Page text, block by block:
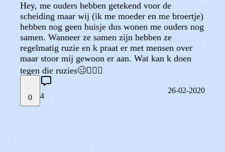
Hey, me ouders hebben getekend voor de
scheiding maar wij (ik me moeder en me broertje)
hebben nog geen huisje dus wonen me ouders nog
samen. Wanneer ze samen zijn hebben ze
regelmatig ruzie en k praat er met mensen over
maar stoor mij gewoon er aan. Wat kan k doen
tegen die ruzies🥴🤷🏽‍♀️
0 4
26-02-2020